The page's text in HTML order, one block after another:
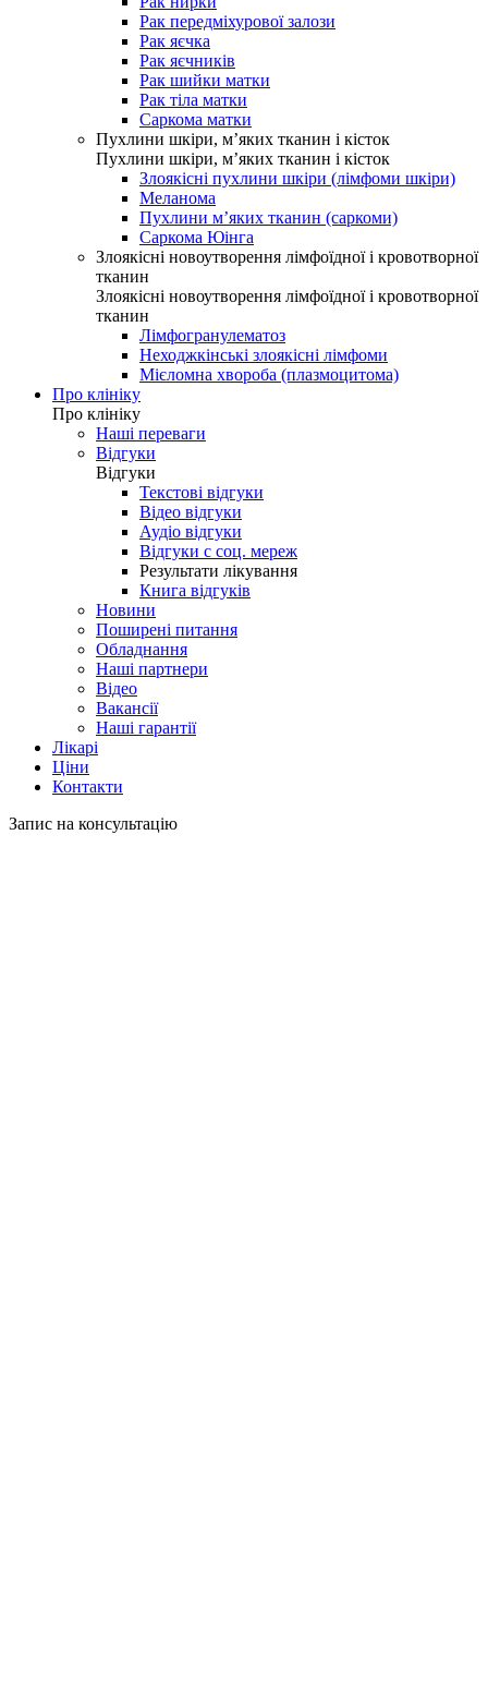
Рак передміхурової залози
Рак яєчка
Рак яєчників
Рак шийки матки
Рак тіла матки
Саркома матки
Пухлини шкіри, м’яких тканин і кісток
Пухлини шкіри, м’яких тканин і кісток
Злоякісні пухлини шкіри (лімфоми шкіри)
Меланома
Пухлини м’яких тканин (саркоми)
Саркома Юінга
Злоякісні новоутворення лімфоїдної і кровотворної
тканин
Злоякісні новоутворення лімфоїдної і кровотворної
тканин
Лімфогранулематоз
Неходжкінські злоякісні лімфоми
Мієломна хвороба (плазмоцитома)
Про клініку
Про клініку
Наші переваги
Відгуки
Відгуки
Текстові відгуки
Відео відгуки
Аудіо відгуки
Відгуки с соц. мереж
Результати лікування
Книга відгуків
Новини
Поширені питання
Обладнання
Наші партнери
Відео
Вакансії
Наші гарантії
Лікарі
Ціни
Контакти
Запис на консультацію